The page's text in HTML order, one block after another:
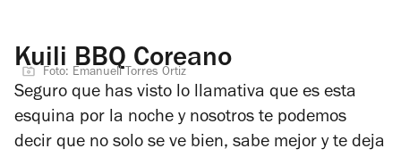
Kuili BBQ Coreano
Foto: Emanuell Torres Ortiz
Seguro que has visto lo llamativa que es esta
esquina por la noche y nosotros te podemos
decir que no solo se ve bien, sabe mejor y te deja